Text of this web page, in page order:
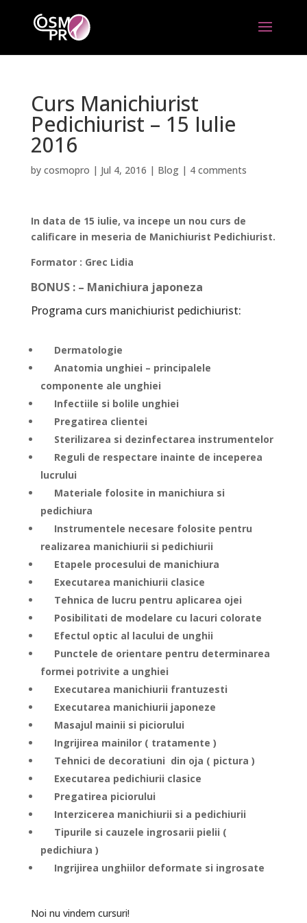
Curs Manichiurist
Pedichiurist – 15 Iulie
2016
by cosmopro | Jul 4, 2016 | Blog| 4 comments
In data de 15 iulie, va incepe un nou curs de
calificare in meseria de Manichiurist Pedichiurist.
Formator : Grec Lidia
BONUS : – Manichiura japoneza
Programa curs manichiurist pedichiurist:
Dermatologie
Anatomia unghiei – principalele
componente ale unghiei
Infectiile si bolile unghiei
Pregatirea clientei
Sterilizarea si dezinfectarea instrumentelor
Reguli de respectare inainte de inceperea
lucrului
Materiale folosite in manichiura si
pedichiura
Instrumentele necesare folosite pentru
realizarea manichiurii si pedichiurii
Etapele procesului de manichiura
Executarea manichiurii clasice
Tehnica de lucru pentru aplicarea ojei
Posibilitati de modelare cu lacuri colorate
Efectul optic al lacului de unghii
Punctele de orientare pentru determinarea
formei potrivite a unghiei
Executarea manichiurii frantuzesti
Executarea manichiurii japoneze
Masajul mainii si piciorului
Ingrijirea mainilor ( tratamente )
Tehnici de decoratiuni din oja ( pictura )
Executarea pedichiurii clasice
Pregatirea piciorului
Interzicerea manichiurii si a pedichiurii
Tipurile si cauzele ingrosarii pielii (
pedichiura )
Ingrijirea unghiilor deformate si ingrosate
Noi nu vindem cursuri!